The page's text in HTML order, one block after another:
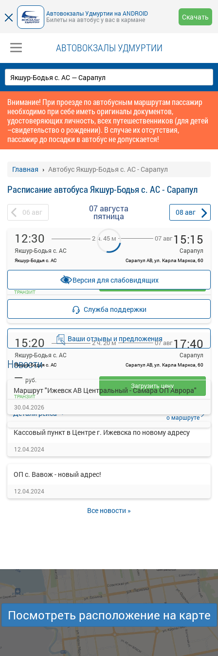
Автовокзалы Удмуртии на ANDROID
Билеты на автобус у вас в кармане
Скачать
АВТОВОКЗАЛЫ УДМУРТИИ
Внимание! При проезде по автобусным маршрутам пассажир
необходимо при себе иметь оригиналы документов,
удостоверяющих личность, всех путешественников (для детей
–свидетельство о рождении). В случае их отсутствия,
пассажир до посадки в автобус не допускается!
Главная Автобус Якшур-Бодья с. АС - Сарапул
Расписание автобуса Якшур-Бодья с. АС - Сарапул
06 авг 07 августа
пятница 08 авг
12:30
Якшур-Бодья с. АС
Якшур-Бодья с. АС
2 ч. 45 м 07 авг 15:15
Сарапул
Сарапул АВ, ул. Карла Маркса, 60
—
ТРАНЗИТ
Загрузить цену
15:20
Якшур-Бодья с. АС
Якшур-Бодья с. АС
2 ч. 20 м 07 авг 17:40
Сарапул
Сарапул АВ, ул. Карла Маркса, 60
Детали рейса
о маршруте
— руб.
ТРАНЗИТ
Загрузить цену
Версия для слабовидящих
Служба поддержки
Ваши отзывы и предложения
Новости
Маршрут "Ижевск АВ Центральный - Самара ОП Аврора"
30.04.2026
Кассовый пункт в Центре г. Ижевска по новому адресу
12.04.2024
ОП с. Вавож - новый адрес!
12.04.2024
Все новости »
Посмотреть расположение на карте